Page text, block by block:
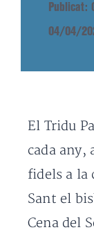
Publicat:
04/04/
El Tridu
cada any,
fidels a la
Sant el
Cena del